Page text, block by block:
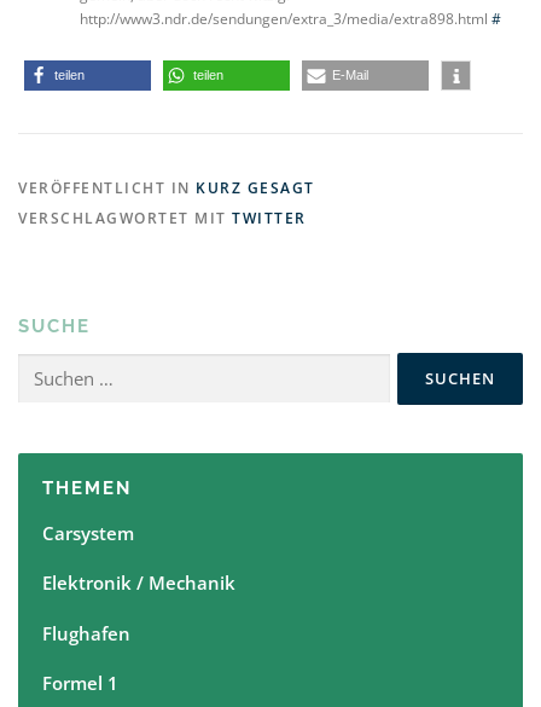
http://www3.ndr.de/sendungen/extra_3/media/extra898.html #
teilen teilen E-Mail
VERÖFFENTLICHT IN KURZ GESAGT
VERSCHLAGWORTET MIT TWITTER
SUCHE
nach:
THEMEN
Carsystem
Elektronik / Mechanik
Flughafen
Formel 1